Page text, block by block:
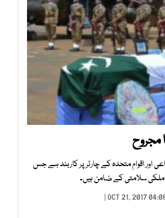
مجروح
اور اقوام متحدہ کے چارٹر پر کاربند ہے جس
ملکی سلامتی کے ضامن ہیں۔